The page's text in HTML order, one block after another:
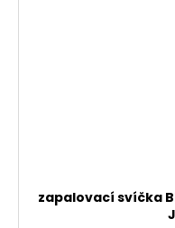
zapalovací svíčka